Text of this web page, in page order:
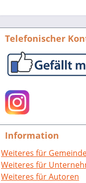
im
Politik
Regimes
kommen
Gesprächen
wieder
Telefonischer
Information
Weiteres für
Weiteres für
Weiteres für Autoren